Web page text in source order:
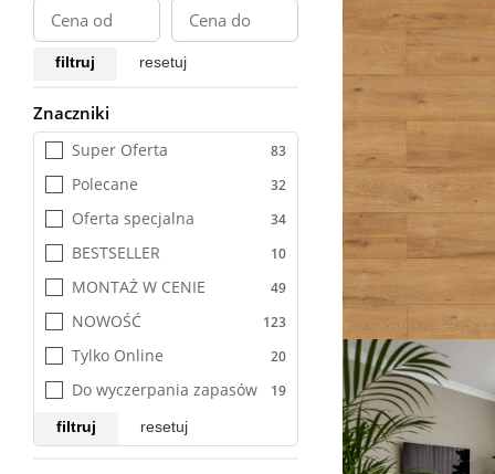
filtruj resetuj
Znaczniki
Super Oferta
Polecane
Oferta specjalna
BESTSELLER
MONTAŻ W CENIE
NOWOŚĆ
Tylko Online
Do wyczerpania zapasów
filtruj resetuj